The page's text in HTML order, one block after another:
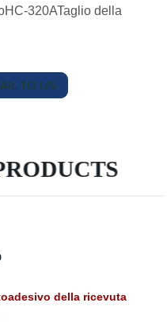
320ATaglio della
TO US
della ricevuta